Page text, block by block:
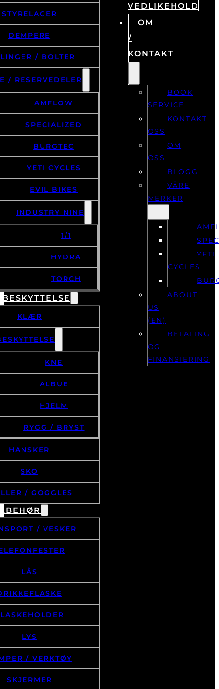
STYRELAGER
DEMPERE
/ BOLTER
/ RESERVEDELER
AMFLOW
SPECIALIZED
BURGTEC
YETI CYCLES
EVIL BIKES
INDUSTRY NINE
1/1
HYDRA
TORCH
KLÆR
KNE
ALBUE
HJELM
RYGG / BRYST
HANSKER
SKO
/ GOGGLES
/ VESKER
LÅS
LYS
/ VERKTØY
SKJERMER
VEDLIKEHOLD
OM
/
KONTAKT
BOOK
SERVICE
KONTAKT
OSS
OM
OSS
BLOGG
VÅRE
MERKER
YETI
CYCLES
ABOUT
US
(EN)
BETALING
OG
FINANSIERING